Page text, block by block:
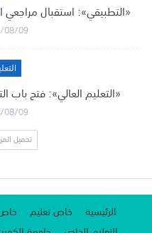
«التطبيقي»: استقبال مراجعي
08/09
«التعليم العالي»: فتح
08/09
تحميل
الرئيسية خاص تعليم